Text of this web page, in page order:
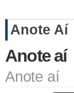
Anote Aí
Anote aí
Anote aí